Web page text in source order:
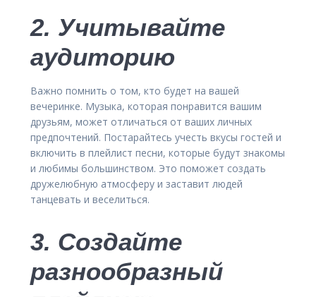
2. Учитывайте
аудиторию
Важно помнить о том, кто будет на вашей
вечеринке. Музыка, которая понравится вашим
друзьям, может отличаться от ваших личных
предпочтений. Постарайтесь учесть вкусы гостей и
включить в плейлист песни, которые будут знакомы
и любимы большинством. Это поможет создать
дружелюбную атмосферу и заставит людей
танцевать и веселиться.
3. Создайте
разнообразный